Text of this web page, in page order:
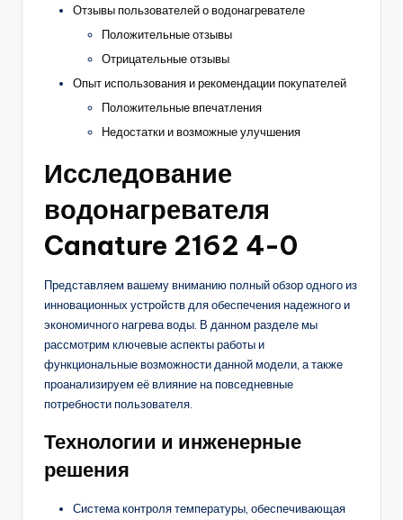
Отзывы пользователей о водонагревателе
Положительные отзывы
Отрицательные отзывы
Опыт использования и рекомендации покупателей
Положительные впечатления
Недостатки и возможные улучшения
Исследование
водонагревателя
Canature 2162 4-0
Представляем вашему вниманию полный обзор одного из
инновационных устройств для обеспечения надежного и
экономичного нагрева воды. В данном разделе мы
рассмотрим ключевые аспекты работы и
функциональные возможности данной модели, а также
проанализируем её влияние на повседневные
потребности пользователя.
Технологии и инженерные
решения
Система контроля температуры, обеспечивающая